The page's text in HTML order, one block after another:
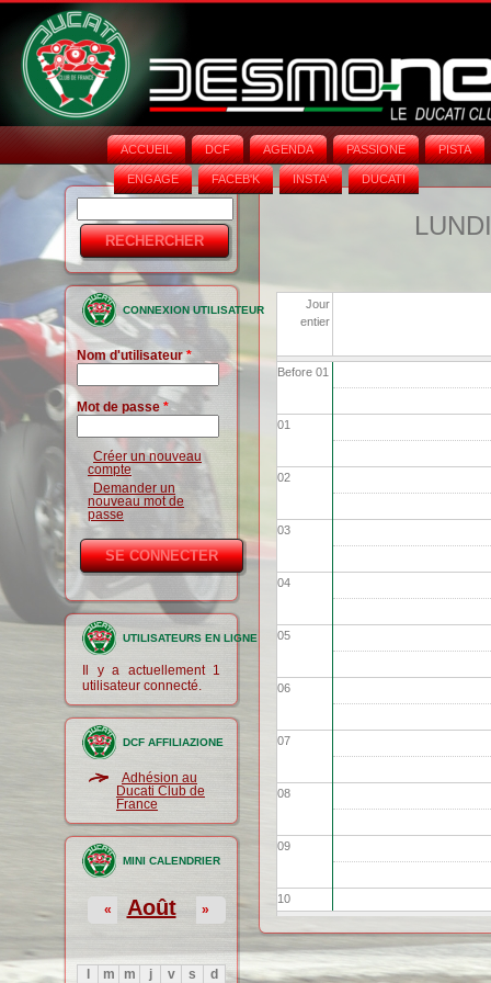
ACCUEIL DCF AGENDA PASSIONE PISTA
ENGAGE FACEB'K INSTA‘ DUCATI
Formulaire
de
recherche
CONNEXION UTILISATEUR
Nom d'utilisateur*
Mot de passe *
Créer un nouveau
compte
Demander un
nouveau mot de
passe
UTILISATEURS EN LIGNE
Il y a actuellement 1
utilisateur connecté.
DCF AFFILIAZIONE
Adhésion au
Ducati Club de
France
MINI CALENDRIER
Août
« »
m m j v s
d
Jour
entier
Before 01
01
02
03
04
05
06
07
08
09
10
11